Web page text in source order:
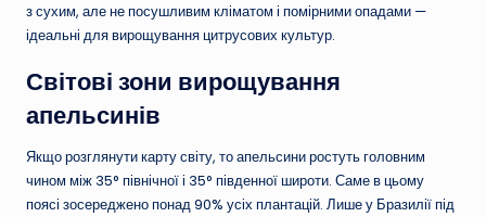
з сухим, але не посушливим кліматом і помірними опадами —
ідеальні для вирощування цитрусових культур.
Світові зони вирощування
апельсинів
Якщо розглянути карту світу, то апельсини ростуть головним
чином між 35° північної і 35° південної широти. Саме в цьому
поясі зосереджено понад 90% усіх плантацій. Лише у Бразилії під